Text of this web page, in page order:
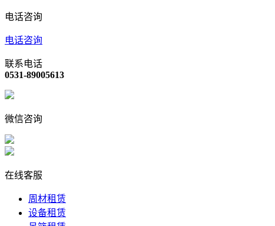
电话咨询
电话咨询
联系电话
0531-89005613
微信咨询
在线客服
周材租赁
设备租赁